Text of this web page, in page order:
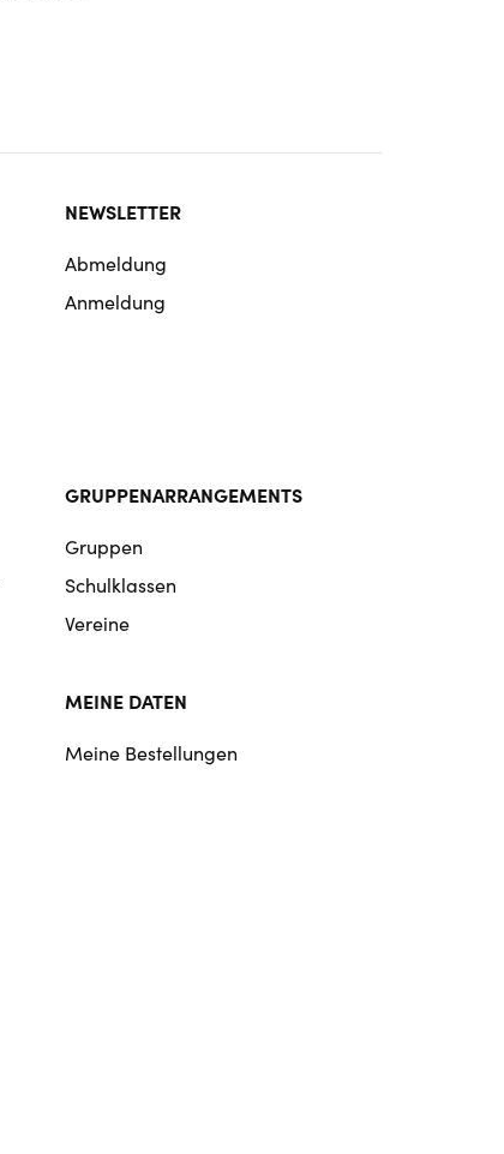
NEWSLETTER
Abmeldung
Anmeldung
GRUPPENARRANGEMENTS
Gruppen
Schulklassen
Vereine
MEINE DATEN
Meine Bestellungen